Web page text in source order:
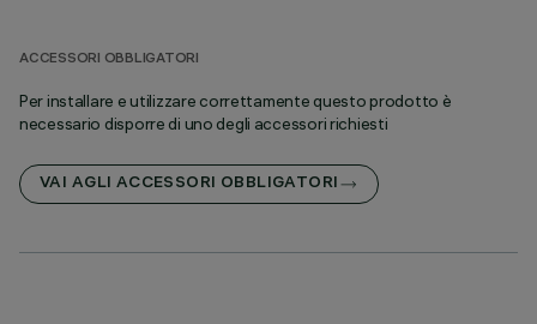
ACCESSORI OBBLIGATORI
Per installare e utilizzare correttamente questo prodotto è
necessario disporre di uno degli accessori richiesti
VAI AGLI ACCESSORI OBBLIGATORI